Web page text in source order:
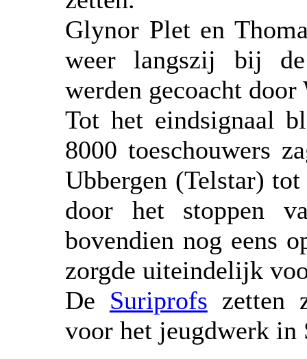
Glynor Plet en
weer langszij bij
werden gecoacht
Tot het eindsignaal
8000 toeschouwers
Ubbergen (Telstar)
door het stoppen
bovendien nog eens
zorgde uiteindelijk
De Suriprofs zetten
voor het jeugdwerk in